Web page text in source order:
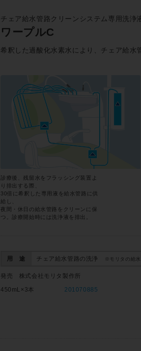
チェア給水管路クリーンシステム専用洗浄
ワープルC
希釈した過酸化水素水により、チェア給水
診療後、残留水をフラッシング装置よ
り排出する際、
30倍に希釈した専用液を給水管路に供
給し、
夜間・休日の給水管路をクリーンに保
つ。診療開始時には洗浄液を排出。
用 途 チェア給水管路の洗浄 ※モリタの給
発売 株式会社モリタ製作所
450mL×3本
201070885